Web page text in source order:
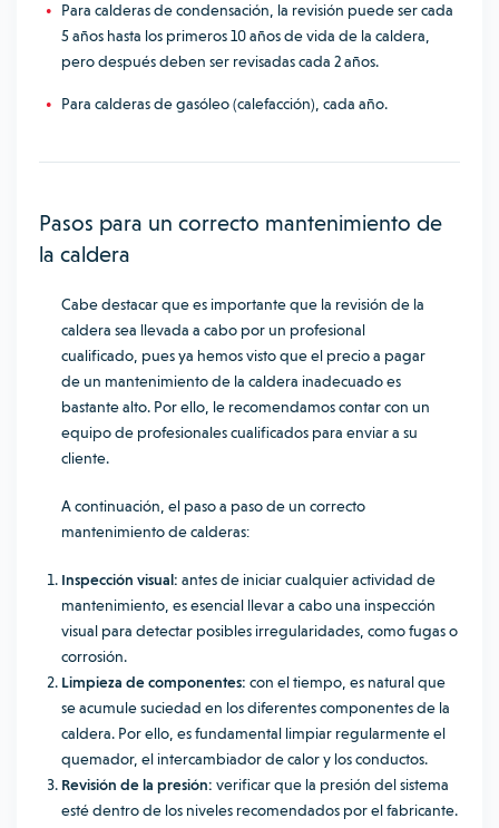
Para calderas de condensación, la revisión puede ser cada
5 años hasta los primeros 10 años de vida de la caldera,
pero después deben ser revisadas cada 2 años.
Para calderas de gasóleo (calefacción), cada año.
Pasos para un correcto mantenimiento de
la caldera
Cabe destacar que es importante que la revisión de la
caldera sea llevada a cabo por un profesional
cualificado, pues ya hemos visto que el precio a pagar
de un mantenimiento de la caldera inadecuado es
bastante alto. Por ello, le recomendamos contar con un
equipo de profesionales cualificados para enviar a su
cliente.
A continuación, el paso a paso de un correcto
mantenimiento de calderas:
Inspección visual: antes de iniciar cualquier actividad de
mantenimiento, es esencial llevar a cabo una inspección
visual para detectar posibles irregularidades, como fugas o
corrosión.
Limpieza de componentes: con el tiempo, es natural que
se acumule suciedad en los diferentes componentes de la
caldera. Por ello, es fundamental limpiar regularmente el
quemador, el intercambiador de calor y los conductos.
Revisión de la presión: verificar que la presión del sistema
esté dentro de los niveles recomendados por el fabricante.